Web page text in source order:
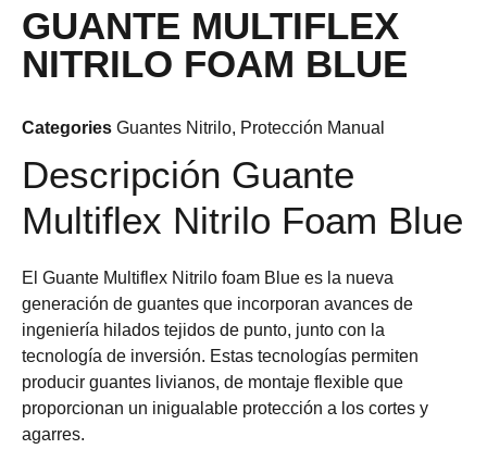
GUANTE MULTIFLEX
NITRILO FOAM BLUE
Categories Guantes Nitrilo, Protección Manual
Descripción Guante
Multiflex Nitrilo Foam Blue
El Guante Multiflex Nitrilo foam Blue es la nueva
generación de guantes que incorporan avances de
ingeniería hilados tejidos de punto, junto con la
tecnología de inversión. Estas tecnologías permiten
producir guantes livianos, de montaje flexible que
proporcionan un inigualable protección a los cortes y
agarres.